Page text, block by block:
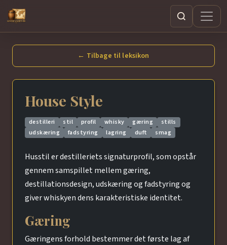
Søg
← Tilbage til leksikon
House Style
destilleri stil profil whisky gæring
stills
udskæring
fadstyring lagring duft smag
Husstil er destilleriets signaturprofil, som opstår
gennem samspillet mellem gæring,
destillationsdesign, udskæring og fadstyring og
giver whiskyen dens karakteristiske identitet.
Gæring
Gæringens forhold bestemmer det første lag af